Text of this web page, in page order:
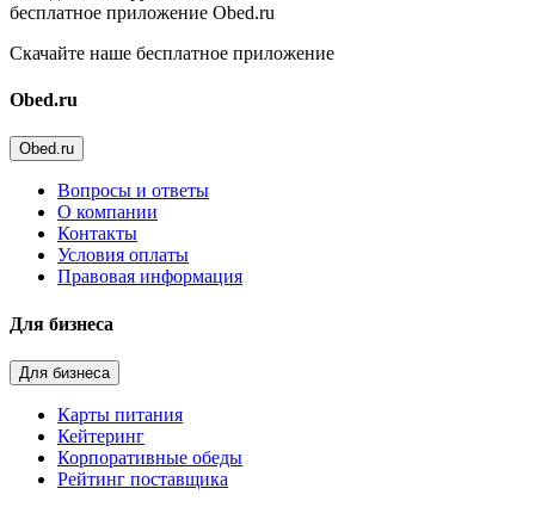
бесплатное приложение Obed.ru
Скачайте наше бесплатное приложение
Obed.ru
Obed.ru
Вопросы и ответы
О компании
Контакты
Условия оплаты
Правовая информация
Для бизнеса
Для бизнеса
Карты питания
Кейтеринг
Корпоративные обеды
Рейтинг поставщика